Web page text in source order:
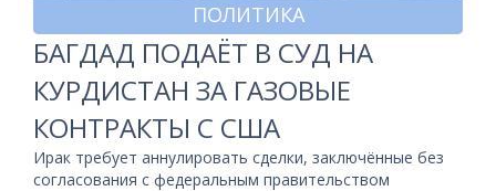
ПОЛИТИКА
БАГДАД ПОДАЁТ В СУД НА
КУРДИСТАН ЗА ГАЗОВЫЕ
КОНТРАКТЫ С США
Ирак требует аннулировать сделки, заключённые без
согласования с федеральным правительством